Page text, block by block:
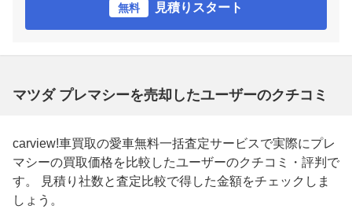
無料 見積りスタート
マツダ プレマシーを売却したユーザーのクチコミ
carview!車買取の愛車無料一括査定サービスで実際にプレ
マシーの買取価格を比較したユーザーのクチコミ・評判で
す。 見積り社数と査定比較で得した金額をチェックしま
しょう。